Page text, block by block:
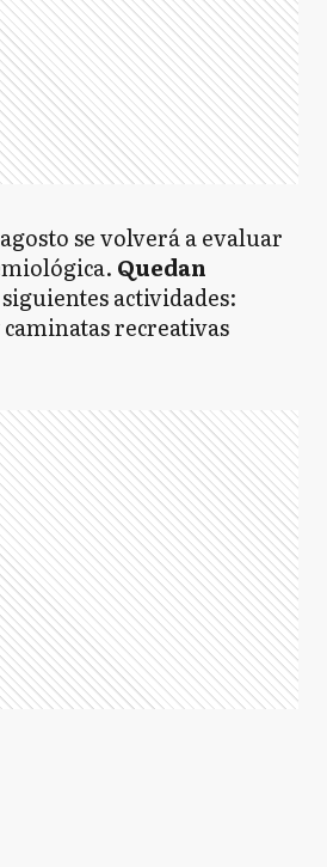
se volverá a evaluar
Quedan
actividades:
recreativas